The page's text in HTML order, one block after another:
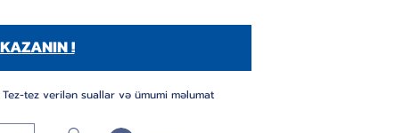
!
Tez-tez verilən suallar və ümumi məlumat